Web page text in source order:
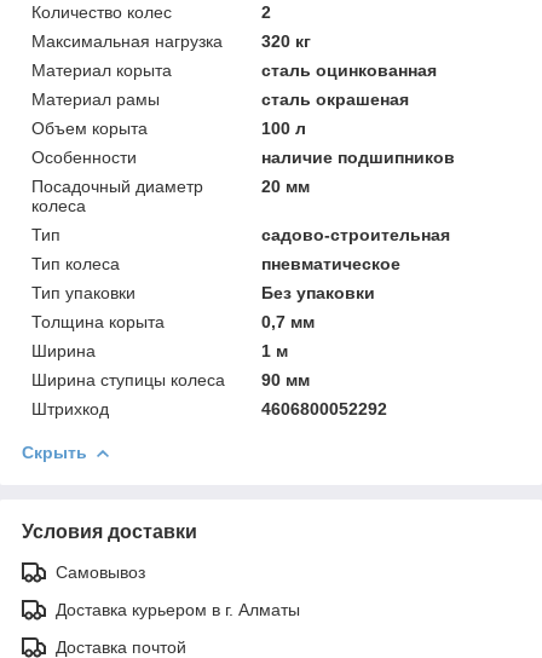
Количество колес
2
Максимальная нагрузка
320 кг
Материал корыта
сталь оцинкованная
Материал рамы
сталь окрашеная
Объeм корыта
100 л
Особенности
наличие подшипников
Посадочный диаметр
колеса
20 мм
Тип
садово-строительная
Тип колеса
пневматическое
Тип упаковки
Без упаковки
Толщинa корыта
0,7 мм
Ширинa
1 м
Ширинa ступицы колеса
90 мм
Штрихкод
4606800052292
Скрыть
Условия доставки
Самовывоз
Доставка курьером в г. Алматы
Доставка почтой